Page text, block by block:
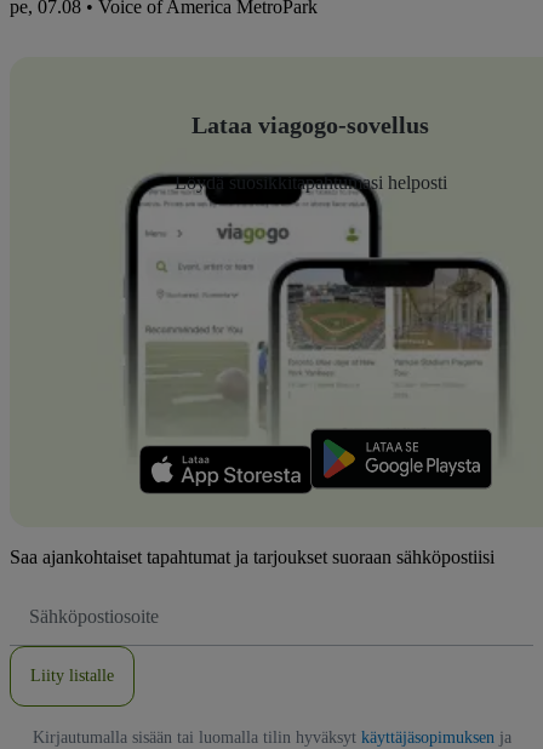
pe, 07.08 • Voice of America MetroPark
Lataa viagogo-sovellus
Löydä suosikkitapahtumasi helposti
Saa ajankohtaiset tapahtumat ja tarjoukset suoraan sähköpostiisi
Liity listalle
Kirjautumalla sisään tai luomalla tilin hyväksyt käyttäjäsopimuksenja